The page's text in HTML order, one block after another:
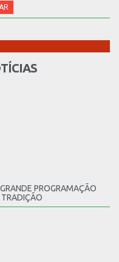
PROGRAMAÇÃO
TRADIÇÃO